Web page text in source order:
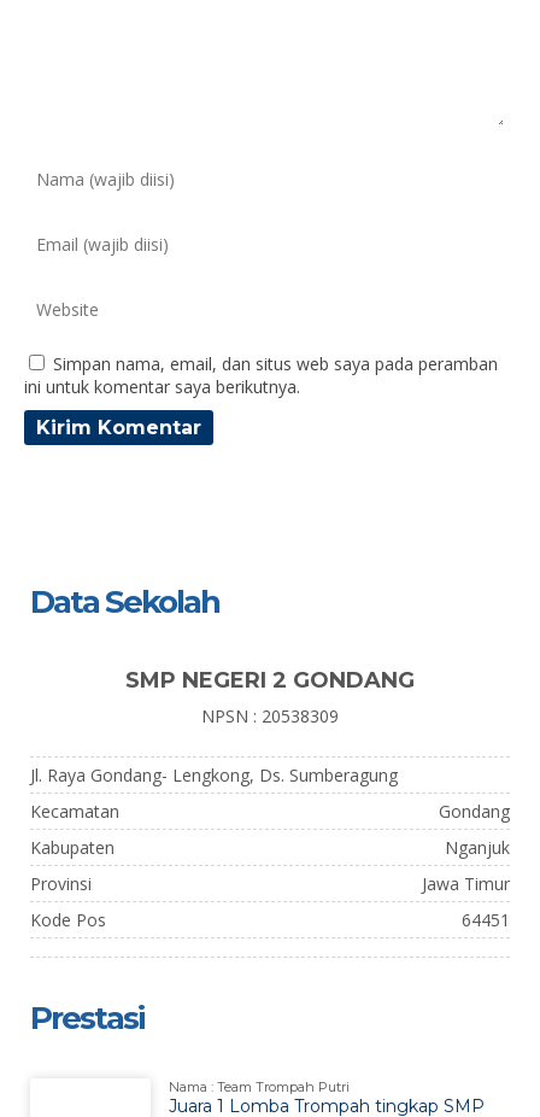
Simpan nama, email, dan situs web saya pada peramban
ini untuk komentar saya berikutnya.
Data Sekolah
SMP NEGERI 2 GONDANG
NPSN : 20538309
Jl. Raya Gondang- Lengkong, Ds. Sumberagung
Kecamatan
Gondang
Kabupaten
Nganjuk
Provinsi
Jawa Timur
Kode Pos
64451
Prestasi
Nama : Team Trompah Putri
Juara 1 Lomba Trompah tingkap SMP